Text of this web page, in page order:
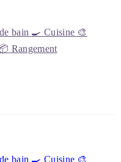
bain 🍳 Cuisine 🎨
Rangement
bain 🍳 Cuisine 🎨